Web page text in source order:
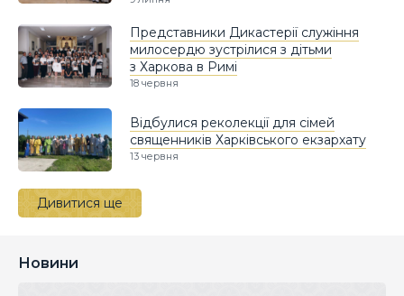
Представники Дикастерії служіння
милосердю зустрілися з дітьми
з Харкова в Римі
18 червня
Відбулися реколекції для сімей
священників Харківського екзархату
13 червня
Дивитися ще
Новини